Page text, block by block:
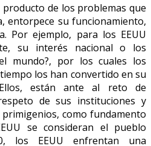
de los problemas que
entorpece su funcionamiento,
Por ejemplo, para los EEUU
su interés nacional o los
mundo?, por los cuales los
los han convertido en su
están ante al reto de
de sus instituciones y
como fundamento
se consideran el pueblo
los EEUU enfrentan una